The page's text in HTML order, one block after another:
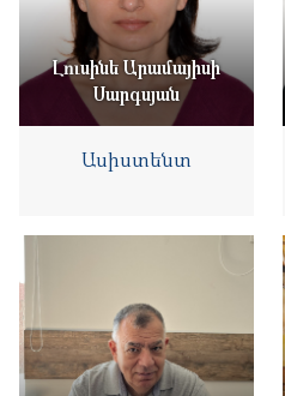
Լուսինե Արամայիսի
Սարգսյան
Ասիստենտ